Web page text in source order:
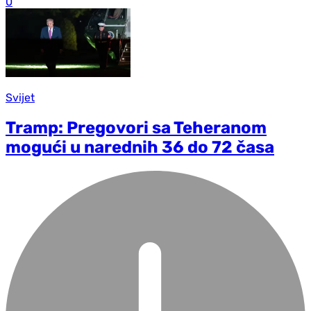
Svijet
Tramp: Pregovori sa Teheranom
mogući u narednih 36 do 72 časa